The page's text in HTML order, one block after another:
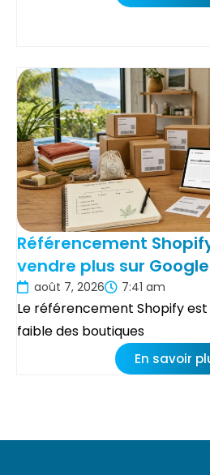
Référencement
vendre plus sur Google
août 7, 2026 7:41 am
Le référencement Shopify
faible des boutiques
En savoir